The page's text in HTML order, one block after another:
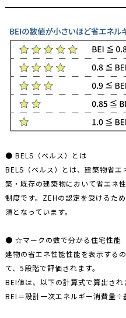
● BELS（ベルス）とは
BELS（ベルス）とは、建築物省
築・既存の建築物において省エネ
制度です。ZEHの認定を受けるた
須となっています。
● ☆マークの数で分かる住宅性能
建物の省エネ性能性能を表示する
て、5段階で評価されます。
BEI値は、以下の計算式で算出され
BEI＝設計一次エネルギー消費量÷